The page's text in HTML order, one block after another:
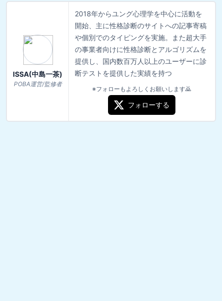
ISSA(中島一茶)
POBA運営/監修者
2018年からユング心理学を中心に活動を
開始、主に性格診断のサイトへの記事寄稿
や個別でのタイピングを実施。また超大手
の事業者向けに性格診断とアルゴリズムを
提供し、国内数百万人以上のユーザーに診
断テストを提供した実績を持つ
※フォローもよろしくお願いします🙇
フォローする